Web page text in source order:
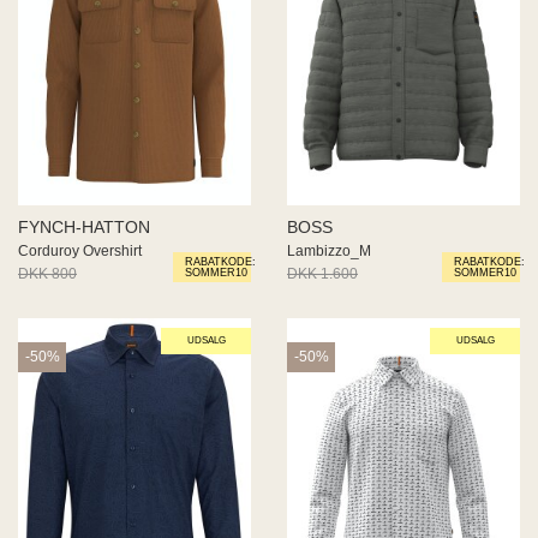
RABATKODE:
SOMMER10
FYNCH-HATTON
Corduroy Overshirt
DKK 800
DKK 480
RABATKODE:
SOMMER10
BOSS
Lambizzo_M
DKK 1.600
DKK 800
UDSALG
-50%
UDSALG
-50%